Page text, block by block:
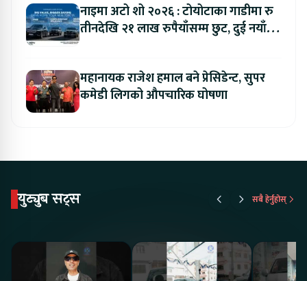
नाइमा अटो शो २०२६ : टोयोटाका गाडीमा रु
तीनदेखि २१ लाख रुपैयाँसम्म छुट, दुई नयाँ
महानायक राजेश हमाल बने प्रेसिडेन्ट, सुपर
कमेडी लिगको औपचारिक घोषणा
युट्युब सट्स सबै हेर्नुहोस्